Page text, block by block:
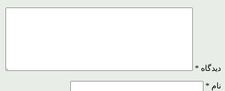
دیدگاه *
نام *